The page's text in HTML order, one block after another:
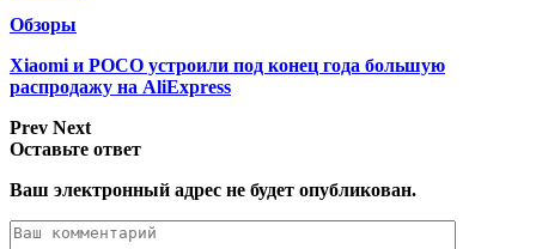
Обзоры
Xiaomi и POCO устроили под конец года большую
распродажу на AliExpress
Prev Next
Оставьте ответ
Ваш электронный адрес не будет опубликован.